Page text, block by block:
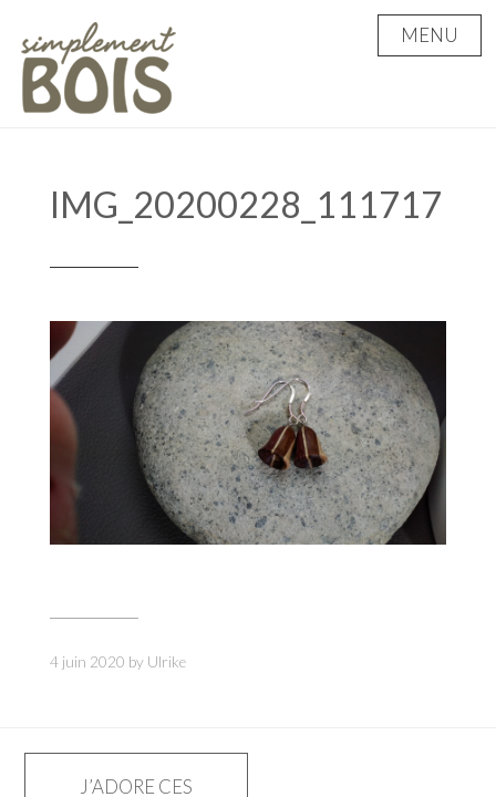
content
MENU
IMG_20200228_111717
4 juin 2020 by Ulrike
Navigation
J’ADORE CES